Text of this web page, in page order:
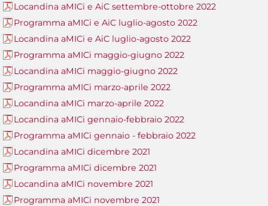
Locandina aMICi e AiC settembre-ottobre 2022
Programma aMICi e AiC luglio-agosto 2022
Locandina aMICi e AiC luglio-agosto 2022
Programma aMICi maggio-giugno 2022
Locandina aMICi maggio-giugno 2022
Programma aMICi marzo-aprile 2022
Locandina aMICi marzo-aprile 2022
Locandina aMICi gennaio-febbraio 2022
Programma aMICi gennaio - febbraio 2022
Locandina aMICi dicembre 2021
Programma aMICi dicembre 2021
Locandina aMICi novembre 2021
Programma aMICi novembre 2021